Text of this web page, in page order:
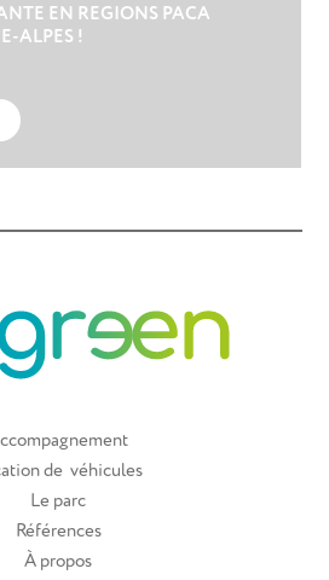
EN REGIONS PACA
ALPES !
de véhicules
Le parc
Références
À propos